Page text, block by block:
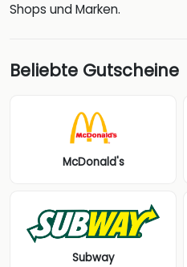
Shops und Marken.
Beliebte Gutscheine
McDonald's
Subway